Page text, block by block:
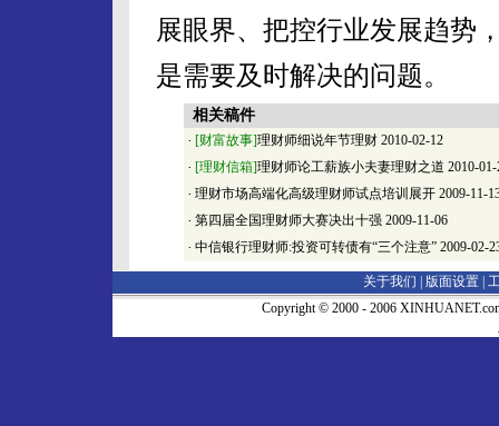
展眼界、把控行业发展趋势
是需要及时解决的
相关稿件
· [财富故事]理财师细说年节理财 2010-02-12
· [理财信箱]理财师论工薪族小夫妻理财之道 2010-01-
· 理财市场高端化高级理财师试点培训展开 2009-11-
· 第四届全国理财师大赛决出十强 2009-11-06
· 中信银行理财师:投资可转债有“三个注意” 2009-02-
关于我们 | 版面设置
Copyright © 2000 - 2006